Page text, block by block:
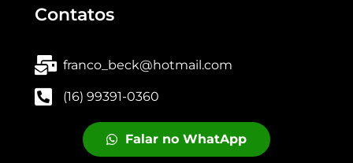
Contatos
franco_beck@hotmail.com
(16) 99391-0360
Falar no WhatApp